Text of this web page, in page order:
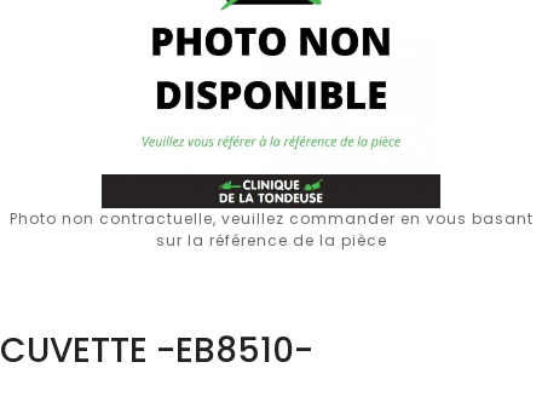
Photo non contractuelle, veuillez commander en vous basant
sur la référence de la pièce
CUVETTE -EB8510-